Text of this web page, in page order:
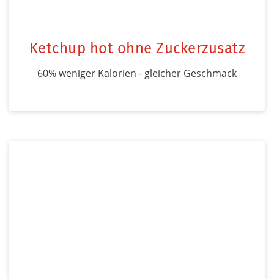
Ketchup hot ohne Zuckerzusatz
60% weniger Kalorien - gleicher Geschmack